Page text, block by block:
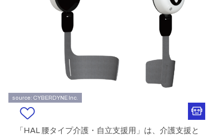
source: CYBERDYNE Inc.
「HAL 腰タイプ介護・自立支援用」は、介護支援と